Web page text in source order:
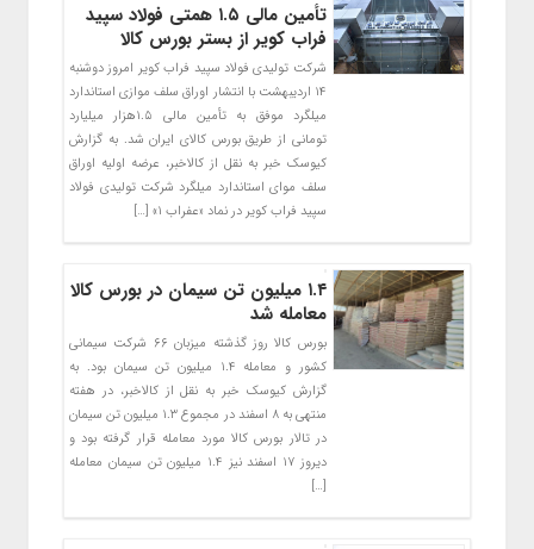
تأمین مالی ۱.۵ همتی فولاد سپید
فراب کویر از بستر بورس کالا
شرکت تولیدی فولاد سپید فراب کویر امروز دوشنبه
۱۴ اردیبهشت با انتشار اوراق سلف موازی استاندارد
میلگرد موفق به تأمین مالی ۱.۵هزار میلیارد
تومانی از طریق بورس کالای ایران شد. به گزارش
کیوسک خبر به نقل از کالاخبر، عرضه اولیه اوراق
سلف موای استاندارد میلگرد شرکت تولیدی فولاد
سپید فراب کویر در نماد «عفراب ۱» […]
۱.۴ میلیون تن سیمان در بورس کالا
معامله شد
بورس کالا روز گذشته میزبان ۶۶ شرکت سیمانی
کشور و معامله ۱.۴ میلیون تن سیمان بود. به
گزارش کیوسک خبر به نقل از کالاخبر، در هفته
منتهی به ۸ اسفند در مجموع ۱.۳ میلیون تن سیمان
در تالار بورس کالا مورد معامله قرار گرفته بود و
دیروز ۱۷ اسفند نیز ۱.۴ میلیون تن سیمان معامله
[…]